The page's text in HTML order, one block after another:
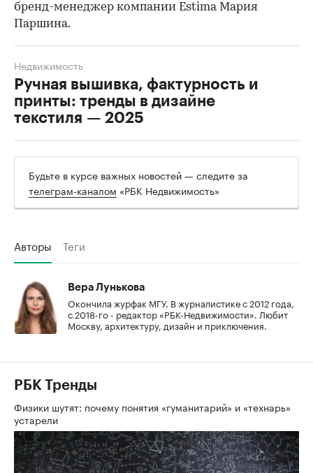
бренд-менеджер компании Estima Мария
Паршина.
Ручная вышивка, фактурность и
принты: тренды в дизайне
текстиля — 2025
Недвижимость
Будьте в курсе важных новостей — следите за
телеграм-каналом «РБК Недвижимость»
Авторы Теги
Вера Лунькова
Окончила журфак МГУ. В журналистике с 2012 года,
с 2018-го - редактор «РБК-Недвижимости». Любит
Москву, архитектуру, дизайн и приключения.
РБК Тренды
Физики шутят: почему понятия «гуманитарий» и «технарь»
устарели